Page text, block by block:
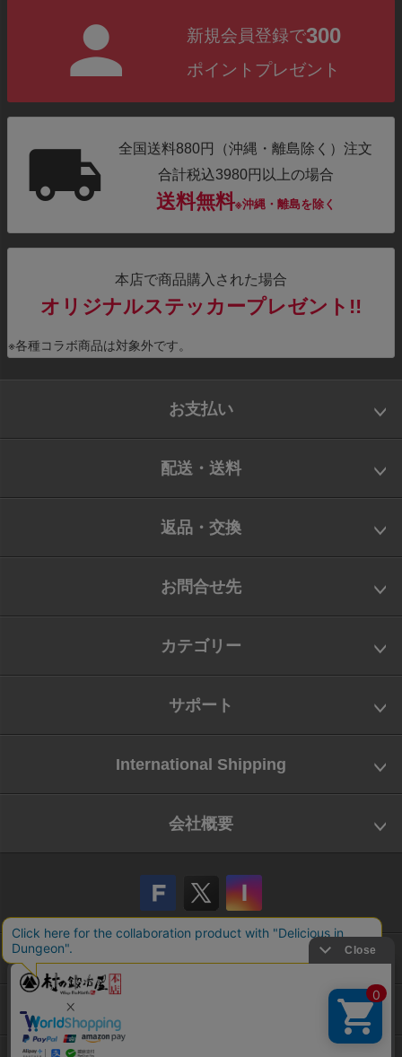
新規会員登録で300
ポイントプレゼント
全国送料880円（沖縄・離島除く）注文
合計税込3980円以上の場合
送料無料※沖縄・離島を除く
本店で商品購入された場合
オリジナルステッカープレゼント!!
※各種コラボ商品は対象外です。
お支払い
配送・送料
返品・交換
お問合せ先
カテゴリー
サポート
International Shipping
会社概要
会社概要
お問い合わせ